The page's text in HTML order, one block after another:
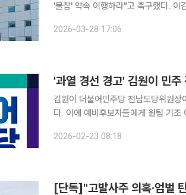
'불참' 약속 이행하라"고 촉구했다. 이같은 발단은 박인환 신동수 장길선 홍봉만 구례군수 출마자 4
참여할 경우 자신들은 경선에 나서지
2026-03-28 17:06
'과열 경선 경고' 김원이 민
김원이 더불어민주당 전남도당위원
다. 이에 예비후보자들에게 원팀 기조 아래 공정하고 품격 있는 경쟁을 촉구했다. 김 위원장은 최근
고 경고했다. 이에 대해 깊은
2026-02-23 08:18